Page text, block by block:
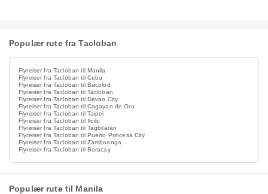
Populær rute fra Tacloban
Flyreiser fra Tacloban til Manila
Flyreiser fra Tacloban til Cebu
Flyreiser fra Tacloban til Bacolod
Flyreiser fra Tacloban til Tacloban
Flyreiser fra Tacloban til Davao City
Flyreiser fra Tacloban til Cagayan de Oro
Flyreiser fra Tacloban til Taipei
Flyreiser fra Tacloban til Iloilo
Flyreiser fra Tacloban til Tagbilaran
Flyreiser fra Tacloban til Puerto Princesa City
Flyreiser fra Tacloban til Zamboanga
Flyreiser fra Tacloban til Boracay
Populær rute til Manila